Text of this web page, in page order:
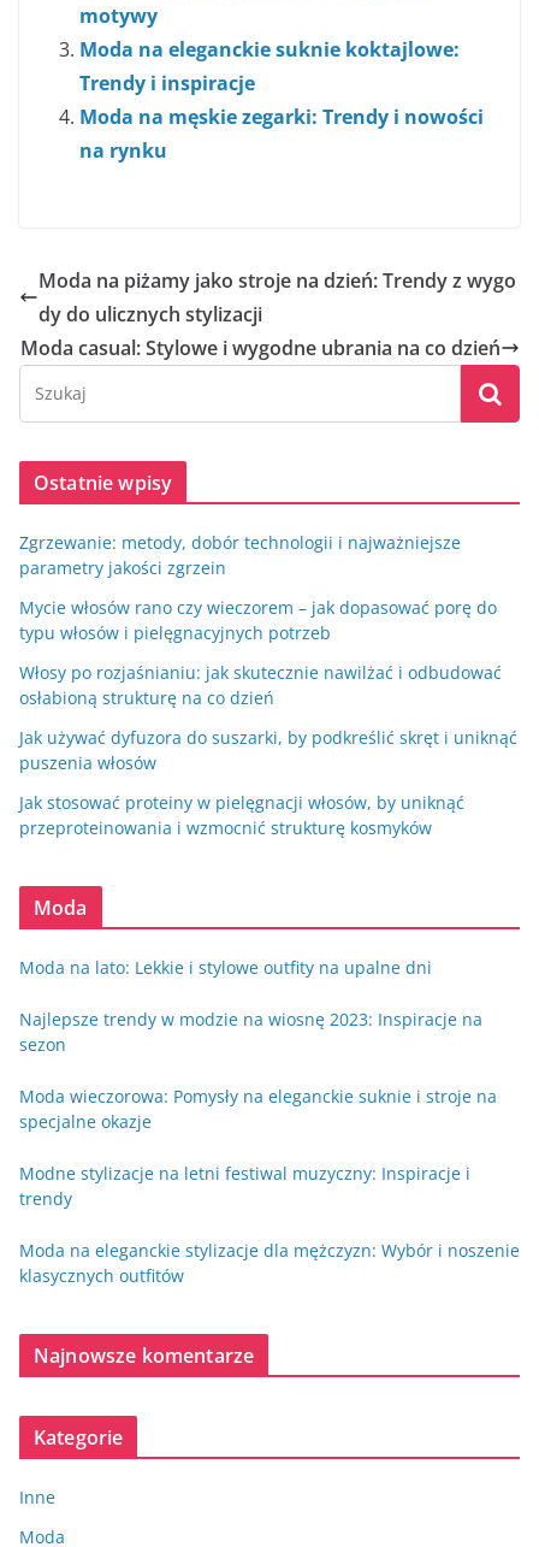
motywy
Moda na eleganckie suknie koktajlowe:
Trendy i inspiracje
Moda na męskie zegarki: Trendy i nowości
na rynku
Moda na piżamy jako stroje na dzień: Trendy z wygo
dy do ulicznych stylizacji
Moda casual: Stylowe i wygodne ubrania na co dzień
Ostatnie wpisy
Zgrzewanie: metody, dobór technologii i najważniejsze
parametry jakości zgrzein
Mycie włosów rano czy wieczorem – jak dopasować porę do
typu włosów i pielęgnacyjnych potrzeb
Włosy po rozjaśnianiu: jak skutecznie nawilżać i odbudować
osłabioną strukturę na co dzień
Jak używać dyfuzora do suszarki, by podkreślić skręt i uniknąć
puszenia włosów
Jak stosować proteiny w pielęgnacji włosów, by uniknąć
przeproteinowania i wzmocnić strukturę kosmyków
Moda
Moda na lato: Lekkie i stylowe outfity na upalne dni
Najlepsze trendy w modzie na wiosnę 2023: Inspiracje na
sezon
Moda wieczorowa: Pomysły na eleganckie suknie i stroje na
specjalne okazje
Modne stylizacje na letni festiwal muzyczny: Inspiracje i
trendy
Moda na eleganckie stylizacje dla mężczyzn: Wybór i noszenie
klasycznych outfitów
Najnowsze komentarze
Kategorie
Inne
Moda